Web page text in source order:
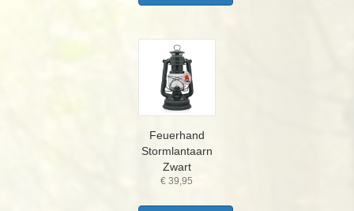
Feuerhand
Stormlantaarn
Zwart
€ 39,95